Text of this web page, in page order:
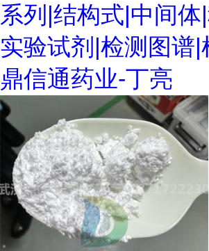
系列|结构式|中间体
实验试剂|检测图谱|
鼎信通药业-丁亮